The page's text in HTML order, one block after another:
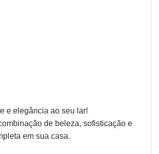
e elegância ao seu lar!
de beleza, sofisticação e
em sua casa.